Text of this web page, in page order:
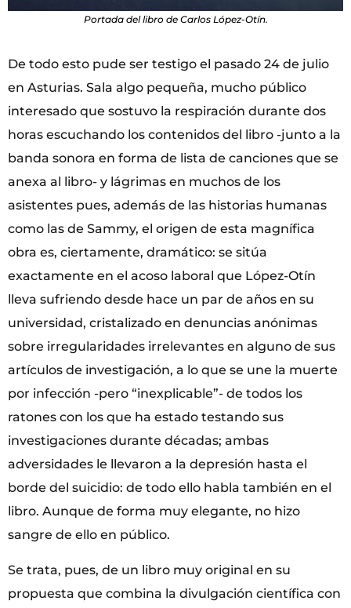
Portada del libro de Carlos López-Otín.
De todo esto pude ser testigo el pasado 24 de julio
en Asturias. Sala algo pequeña, mucho público
interesado que sostuvo la respiración durante dos
horas escuchando los contenidos del libro -junto a la
banda sonora en forma de lista de canciones que se
anexa al libro- y lágrimas en muchos de los
asistentes pues, además de las historias humanas
como las de Sammy, el origen de esta magnífica
obra es, ciertamente, dramático: se sitúa
exactamente en el acoso laboral que López-Otín
lleva sufriendo desde hace un par de años en su
universidad, cristalizado en denuncias anónimas
sobre irregularidades irrelevantes en alguno de sus
artículos de investigación, a lo que se une la muerte
por infección -pero “inexplicable”- de todos los
ratones con los que ha estado testando sus
investigaciones durante décadas; ambas
adversidades le llevaron a la depresión hasta el
borde del suicidio: de todo ello habla también en el
libro. Aunque de forma muy elegante, no hizo
sangre de ello en público.
Se trata, pues, de un libro muy original en su
propuesta que combina la divulgación científica con